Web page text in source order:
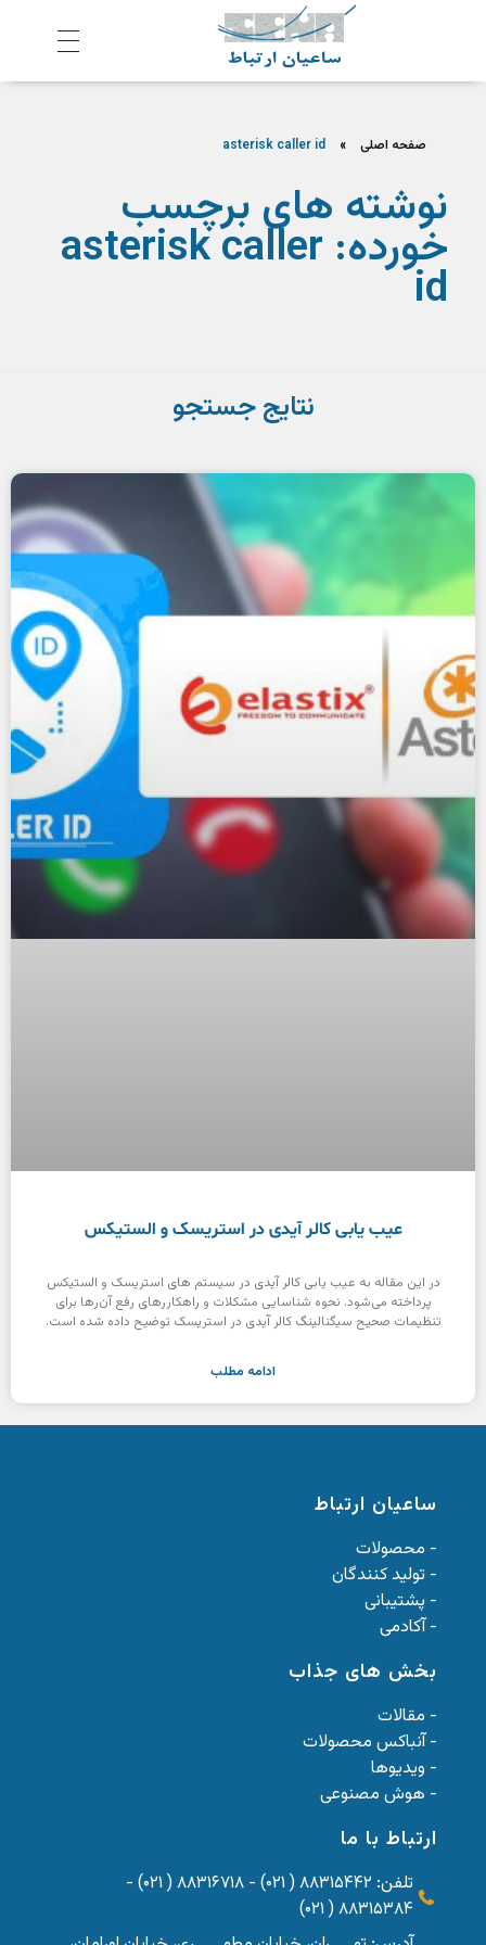
ش
رکت ساعیان ارتباط آینده پیشرو یکپارچگی و امنیت در ارتباط
صفحه اصلی »
asterisk caller id
نوشته های برچسب
خورده: asterisk caller
id
نتایج جستجو
عیب یابی کالر آیدی در استریسک و الستیکس
در این مقاله به عیب یابی کالر آیدی در سیستم های استریسک و الستیکس
پرداخته می‌شود. نحوه شناسایی مشکلات و راهکاررهای رفع آن‌رها برای
تنظیمات صحیح سیگنالینگ کالر آیدی در استریسک توضیح داده شده است.
ادامه مطلب
ساعیان ارتباط
- محصولات
- تولید کنندگان
- پشتیبانی
- آکادمی
بخش های جذاب
- مقالات
- آنباکس محصولات
- ویدیوها
- هوش مصنوعی
ارتباط با ما
تلفن: ۸۸۳۱۵۴۴۲ ( ۰۲۱) - ۸۸۳۱۶۷۱۸ ( ۰۲۱) -
۸۸۳۱۵۳۸۴ ( ۰۲۱)